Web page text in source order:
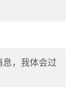
，我体会过